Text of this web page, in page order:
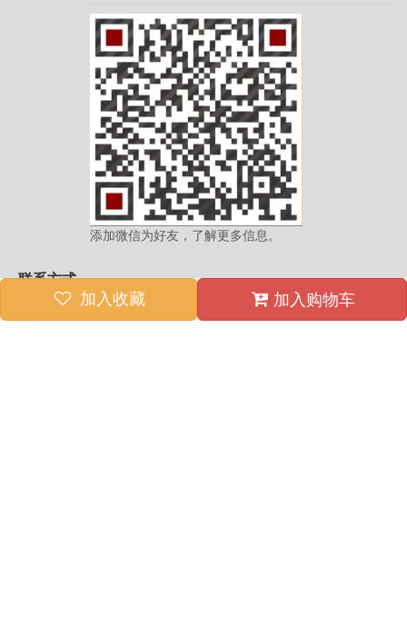
加入收藏 加入购物车
添加微信为好友，了解更多信息。
联系方式
售前咨询